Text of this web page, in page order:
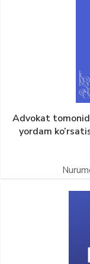
Advokat
yordam